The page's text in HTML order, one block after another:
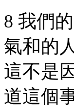
8 我們
氣和的
這不是
道這個